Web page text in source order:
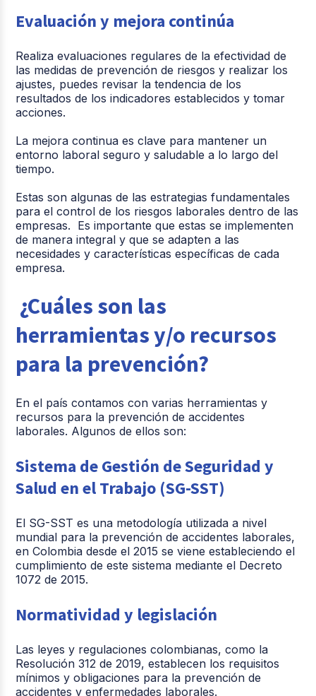
Evaluación y mejora continúa
Realiza evaluaciones regulares de la efectividad de
las medidas de prevención de riesgos y realizar los
ajustes, puedes revisar la tendencia de los
resultados de los indicadores establecidos y tomar
acciones.
La mejora continua es clave para mantener un
entorno laboral seguro y saludable a lo largo del
tiempo.
Estas son algunas de las estrategias fundamentales
para el control de los riesgos laborales dentro de las
empresas. Es importante que estas se implementen
de manera integral y que se adapten a las
necesidades y características específicas de cada
empresa.
¿Cuáles son las
herramientas y/o recursos
para la prevención?
En el país contamos con varias herramientas y
recursos para la prevención de accidentes
laborales. Algunos de ellos son:
Sistema de Gestión de Seguridad y
Salud en el Trabajo (SG-SST)
El SG-SST es una metodología utilizada a nivel
mundial para la prevención de accidentes laborales,
en Colombia desde el 2015 se viene estableciendo el
cumplimiento de este sistema mediante el Decreto
1072 de 2015.
Normatividad y legislación
Las leyes y regulaciones colombianas, como la
Resolución 312 de 2019, establecen los requisitos
mínimos y obligaciones para la prevención de
accidentes y enfermedades laborales.